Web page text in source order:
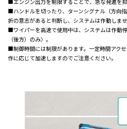
■ハンドルを切ったり、ターンシグナル（方向
折の意志があると判断し、システムは作動しませ
■ワイパーを高速で使用中は、システムは作動
（後方）のみ〉。
■制御時間には制限があります。一定時間アク
作に応じて加速しますのでご注意ください。